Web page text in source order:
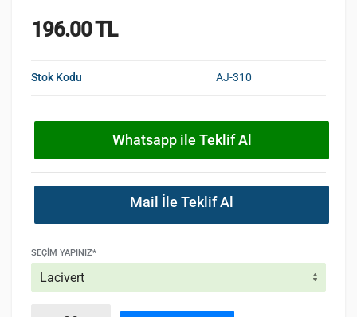
196.00 TL
Stok Kodu AJ-310
Whatsapp ile Teklif Al
Mail İle Teklif Al
SEÇIM YAPINIZ*